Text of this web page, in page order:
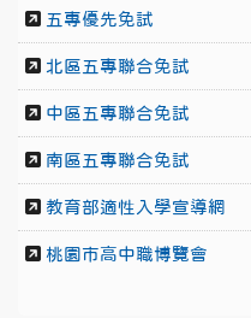
五專優先免試
北區五專聯合免試
中區五專聯合免試
南區五專聯合免試
教育部適性入學宣導網
桃園市高中職博覽會